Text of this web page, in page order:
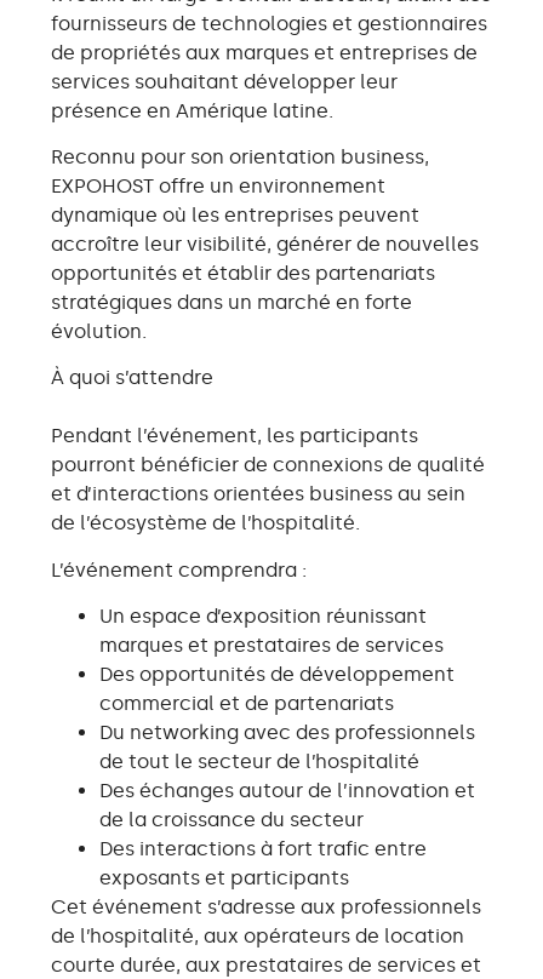
fournisseurs de technologies et gestionnaires
de propriétés aux marques et entreprises de
services souhaitant développer leur
présence en Amérique latine.
Reconnu pour son orientation business,
EXPOHOST offre un environnement
dynamique où les entreprises peuvent
accroître leur visibilité, générer de nouvelles
opportunités et établir des partenariats
stratégiques dans un marché en forte
évolution.
À quoi s’attendre
Pendant l’événement, les participants
pourront bénéficier de connexions de qualité
et d’interactions orientées business au sein
de l’écosystème de l’hospitalité.
L’événement comprendra :
Un espace d’exposition réunissant
marques et prestataires de services
Des opportunités de développement
commercial et de partenariats
Du networking avec des professionnels
de tout le secteur de l’hospitalité
Des échanges autour de l’innovation et
de la croissance du secteur
Des interactions à fort trafic entre
exposants et participants
Cet événement s’adresse aux professionnels
de l’hospitalité, aux opérateurs de location
courte durée, aux prestataires de services et